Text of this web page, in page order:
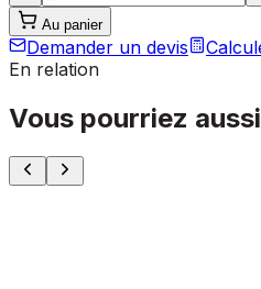
Au panier
Demander un devis
En relation
Vous pourriez